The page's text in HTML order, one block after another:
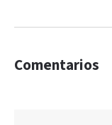
Comentarios